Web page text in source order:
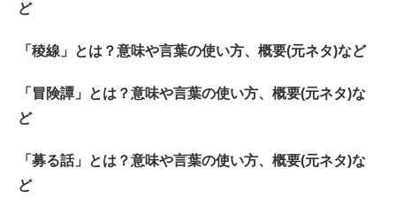
ど
「稜線」とは？意味や言葉の使い方、概要(元ネタ)など
「冒険譚」とは？意味や言葉の使い方、概要(元ネタ)な
ど
「募る話」とは？意味や言葉の使い方、概要(元ネタ)な
ど